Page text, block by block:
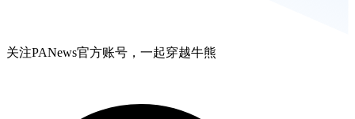
关注PANews官方账号，一起穿越牛熊